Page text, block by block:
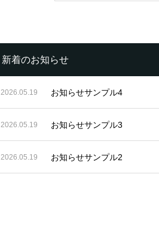
新着のお知らせ
2026.05.19 お知らせサンプル4
2026.05.19 お知らせサンプル3
2026.05.19 お知らせサンプル2